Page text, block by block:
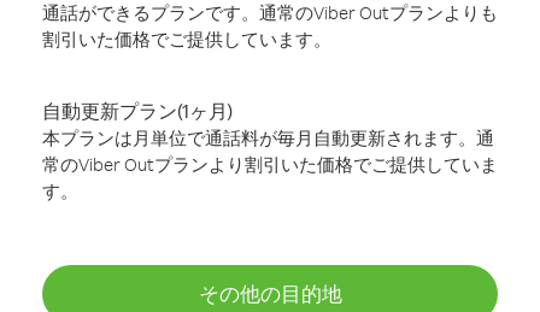
通話ができるプランです。通常のViber Outプランよりも
割引いた価格でご提供しています。
自動更新プラン(1ヶ月)
本プランは月単位で通話料が毎月自動更新されます。通
常のViber Outプランより割引いた価格でご提供していま
す。
その他の目的地